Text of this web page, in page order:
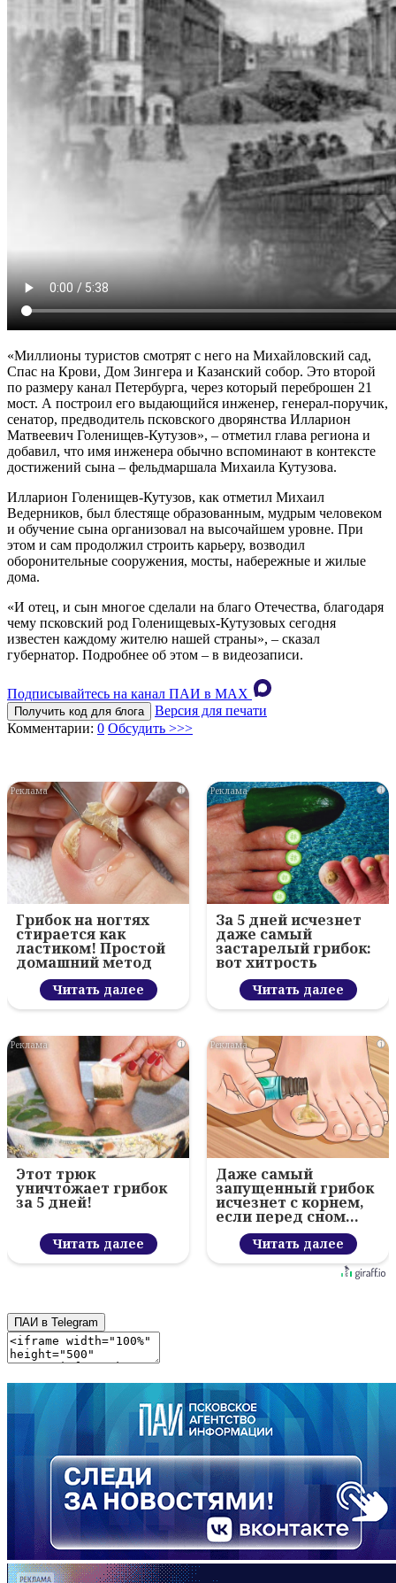
«Миллионы туристов смотрят с него на Михайловский сад,
Спас на Крови, Дом Зингера и Казанский собор. Это второй
по размеру канал Петербурга, через который переброшен 21
мост. А построил его выдающийся инженер, генерал-поручик,
сенатор, предводитель псковского дворянства Илларион
Матвеевич Голенищев-Кутузов», – отметил глава региона и
добавил, что имя инженера обычно вспоминают в контексте
достижений сына – фельдмаршала Михаила Кутузова.
Илларион Голенищев-Кутузов, как отметил Михаил
Ведерников, был блестяще образованным, мудрым человеком
и обучение сына организовал на высочайшем уровне. При
этом и сам продолжил строить карьеру, возводил
оборонительные сооружения, мосты, набережные и жилые
дома.
«И отец, и сын многое сделали на благо Отечества, благодаря
чему псковский род Голенищевых-Кутузовых сегодня
известен каждому жителю нашей страны», – сказал
губернатор. Подробнее об этом – в видеозаписи.
Подписывайтесь на канал ПАИ в MAХ
Получить код для блога
Версия для печати
Комментарии: 0 Обсудить >>>
i
Грибок на ногтях
стирается как
ластиком! Простой
домашний метод
Читать далее
i
За 5 дней исчезнет
даже самый
застарелый грибок:
вот хитрость
Читать далее
i
Этот трюк
уничтожает грибок
за 5 дней!
Читать далее
i
Даже самый
запущенный грибок
исчезнет с корнем,
если перед сном…
Читать далее
ПАИ в Telegram